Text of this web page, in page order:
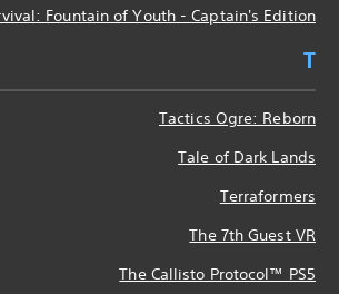
Fountain of Youth - Captain's Edition
T
Tactics Ogre: Reborn
Tale of Dark Lands
Terraformers
The 7th Guest VR
The Callisto Protocol™ PS5